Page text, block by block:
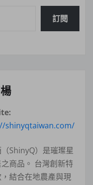
訂閱
shinyqtaiwan.com/
ShinyQ）是璀璨星
商品。 台灣創新特
結合在地農產與現